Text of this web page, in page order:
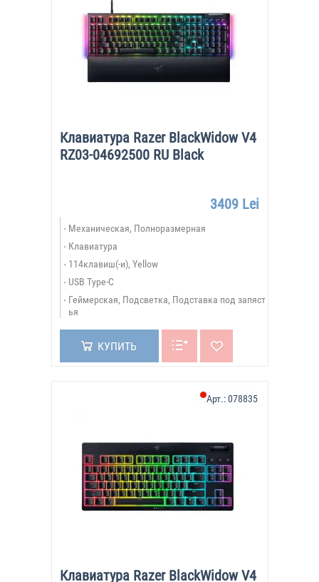
Клавиатура Razer BlackWidow V4
RZ03-04692500 RU Black
3409 Lei
Механическая, Полноразмерная
Клавиатура
114клавиш(-и), Yellow
USB Type-C
Геймерская, Подсветка, Подставка под запяст
ья
КУПИТЬ
Клавиатура Razer BlackWidow V4
Арт.:078835